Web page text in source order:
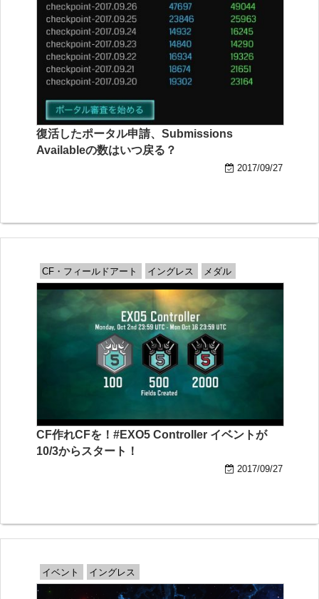
復活したポータル申請、Submissions
Availableの数はいつ戻る？
2017/09/27
CF・フィールドアート イングレス メダル
CF作れCFを！#EXO5 Controller イベントが
10/3からスタート！
2017/09/27
イベント イングレス